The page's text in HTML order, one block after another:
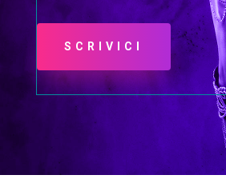
SCRIVICI